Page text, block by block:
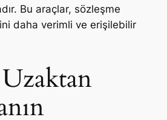
Bu araçlar, sözleşme
daha verimli ve erişilebilir